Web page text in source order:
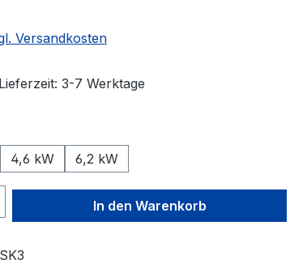
Versandkosten
3-7 Werktage
4,6 kW 6,2 kW
Gib den gewünschten Wert
In den Warenkorb